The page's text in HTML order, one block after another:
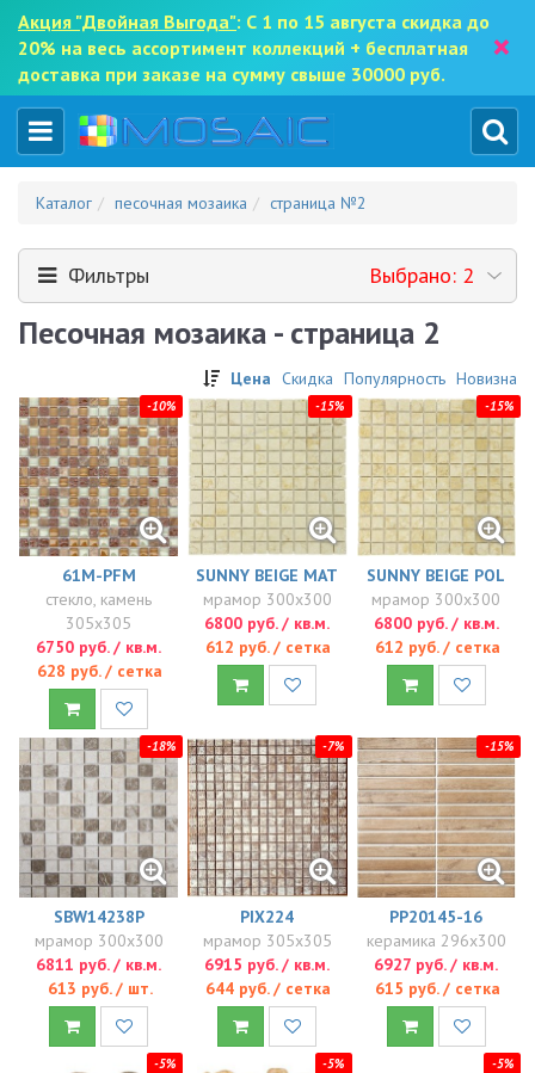
Акция "Двойная Выгода": С 1 по 15 августа скидка до
20% на весь ассортимент коллекций + бесплатная
доставка при заказе на сумму свыше 30000 руб.
×
Каталог песочная мозаика страница №2
Фильтры Выбрано: 2
Песочная мозаика - страница 2
Цена Скидка Популярность Новизна
-10%
61M-PFM
стекло, камень
305x305
6750 руб. / кв.м.
628 руб. / сетка
-15%
SUNNY BEIGE MAT
мрамор 300x300
6800 руб. / кв.м.
612 руб. / сетка
-15%
SUNNY BEIGE POL
мрамор 300x300
6800 руб. / кв.м.
612 руб. / сетка
-18%
SBW14238P
мрамор 300x300
6811 руб. / кв.м.
613 руб. / шт.
-7%
PIX224
мрамор 305x305
6915 руб. / кв.м.
644 руб. / сетка
-15%
PP20145-16
керамика 296x300
6927 руб. / кв.м.
615 руб. / сетка
-5% -5% -5%